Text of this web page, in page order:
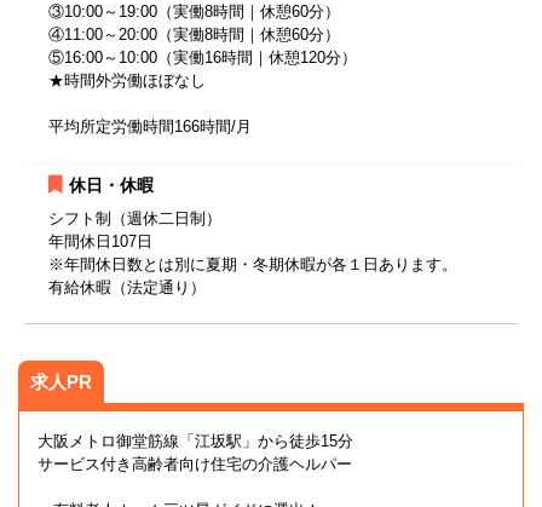
③10:00～19:00（実働8時間｜休憩60分）
④11:00～20:00（実働8時間｜休憩60分）
⑤16:00～10:00（実働16時間｜休憩120分）
★時間外労働ほぼなし
平均所定労働時間166時間/月
休日・休暇
シフト制（週休二日制）
年間休日107日
※年間休日数とは別に夏期・冬期休暇が各１日あります。
有給休暇（法定通り）
求人PR
大阪メトロ御堂筋線「江坂駅」から徒歩15分
サービス付き高齢者向け住宅の介護ヘルパー